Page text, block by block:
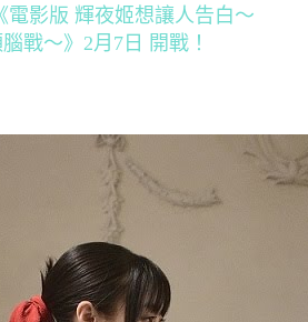
電影版 輝夜姬想讓人告白～
戰～》2月7日 開戰！